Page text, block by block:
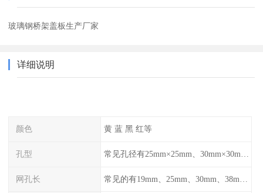
玻璃钢桥架盖板生产厂家
详细说明
颜色 黄 蓝 黑 红等
孔型
网孔长